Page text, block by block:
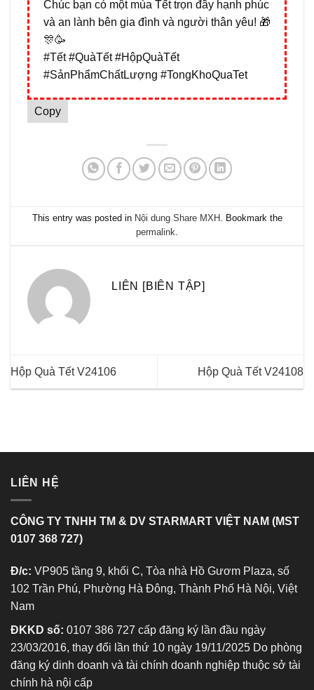
Chúc bạn có một mùa Tết trọn đầy hạnh phúc
và an lành bên gia đình và người thân yêu! 🎁
🎊🥳
#Tết #QuàTết #HộpQuàTết
#SảnPhẩmChấtLượng #TongKhoQuaTet
Copy
This entry was posted in Nội dung Share MXH . Bookmark the
permalink.
LIÊN [BIÊN TẬP]
Hộp Quà Tết V24106 Hộp Quà Tết V24108
LIÊN HỆ
CÔNG TY TNHH TM & DV STARMART VIỆT NAM (MST
0107 368 727)
Đ/c: VP905 tầng 9, khối C, Tòa nhà Hồ Gươm Plaza, số
102 Trần Phú, Phường Hà Đông, Thành Phố Hà Nội, Việt
Nam
ĐKKD số: 0107 386 727 cấp đăng ký lần đầu ngày
23/03/2016, thay đổi lần thứ 10 ngày 19/11/2025 Do phòng
đăng ký dinh doanh và tài chính doanh nghiệp thuộc sở tài
chính hà nội cấp